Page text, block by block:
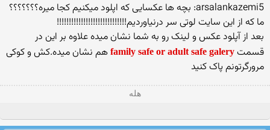
arsalankazemi5: بچه ها عکسایی که اپلود میکنیم کجا میره؟؟؟؟؟؟؟
ما که از این سایت لوتی سر درنیاوردیم!!!!!!!!!!!!!!!!!!!!!!!!!!!!!
بعد از آپلود عکس و لینک رو به شما نشان میده علاوه بر این در
قسمت family safe or adult safe galery ‎‏ هم نشان میده.کش و کوکی
مرورگرتونم پاک کنید
هله